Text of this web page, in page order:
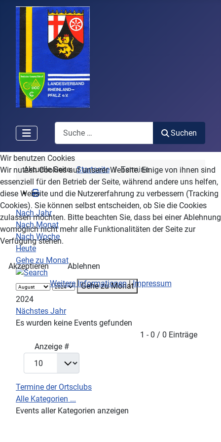
Search
Suchen
Aktuelle Seite:Startseite Termine
Nach Jahr
Nach Monat
Nach Woche
Heute
Gehe zu Monat
Gehe zu Monat
2024
Nächstes Jahr
Es wurden keine Events gefunden
1 - 0 / 0 Einträge
Anzeige #
Termine der Ortsclubs
Alle Kategorien ...
Events aller Kategorien anzeigen
Wir benutzen Cookies
Wir nutzen Cookies auf unserer Website. Einige von ihnen sind
essenziell für den Betrieb der Seite, während andere uns helfen,
diese Website und die Nutzererfahrung zu verbessern (Tracking
Cookies). Sie können selbst entscheiden, ob Sie die Cookies
zulassen möchten. Bitte beachten Sie, dass bei einer Ablehnung
womöglich nicht mehr alle Funktionalitäten der Seite zur
Verfügung stehen.
Akzeptieren
Ablehnen
Weitere Informationen|Impressum